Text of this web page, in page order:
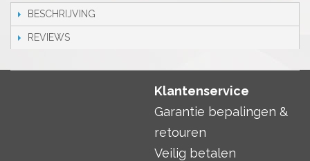
BESCHRIJVING
REVIEWS
Klantenservice
Garantie bepalingen &
retouren
Veilig betalen